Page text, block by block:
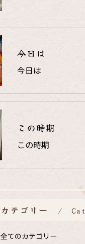
今日は
今日は
この時期
この時期
カテゴリー
全てのカテゴリー